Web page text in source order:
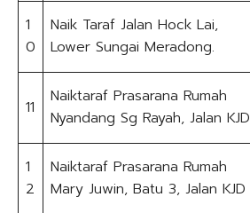
1
0
Naik Taraf Jalan Hock Lai,
Lower Sungai Meradong.
11
Naiktaraf Prasarana Rumah
Nyandang Sg Rayah, Jalan KJD
1
2
Naiktaraf Prasarana Rumah
Mary Juwin, Batu 3, Jalan KJD